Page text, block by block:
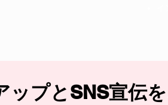
ップとSNS宣伝